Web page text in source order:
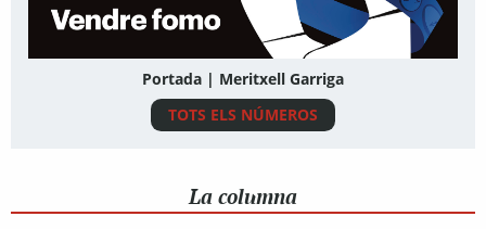
Portada | Meritxell Garriga
TOTS ELS NÚMEROS
La columna